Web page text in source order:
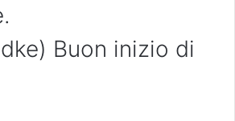
Buon inizio di